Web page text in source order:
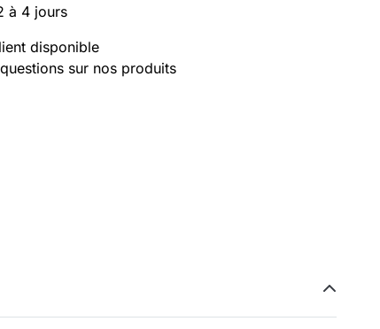
à 4 jours
disponible
sur nos produits